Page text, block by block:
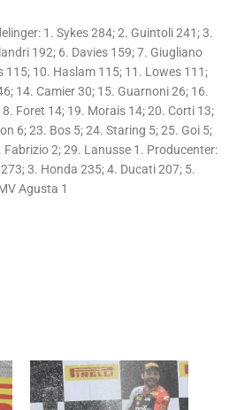
1. Sykes 284; 2. Guintoli 241; 3.
192; 6. Davies 159; 7. Giugliano
115; 10. Haslam 115; 11. Lowes 111;
14. Camier 30; 15. Guarnoni 26; 16.
Foret 14; 19. Morais 14; 20. Corti 13;
6; 23. Bos 5; 24. Staring 5; 25. Goi 5;
Fabrizio 2; 29. Lanusse 1. Producenter:
3. Honda 235; 4. Ducati 207; 5.
Agusta 1